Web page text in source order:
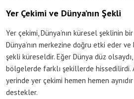
Yer Çekimi ve Dünya’nın Şekli
Yer çekimi, Dünya’nın küresel şeklinin bir
Dünya’nın merkezine doğru etki eder ve
şekli küreseldir. Eğer Dünya düz
bölgelerde farklı şekillerde hissedilirdi.
yerinde yer çekimi hemen hemen
destekler.